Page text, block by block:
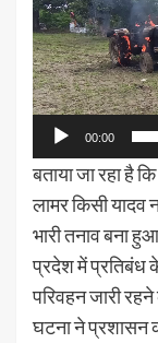
00:00
बताया जा रहा है
लामर किसी यादव
भारी तनाव बना
प्रदेश में प्रतिबंध
परिवहन जारी
घटना ने प्रशासन